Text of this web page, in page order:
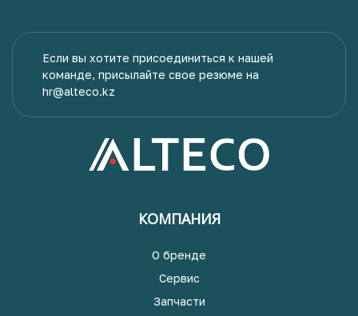
Если вы хотите присоединиться к нашей
команде, присылайте свое резюме на
hr@alteco.kz
КОМПАНИЯ
О бренде
Сервис
Запчасти